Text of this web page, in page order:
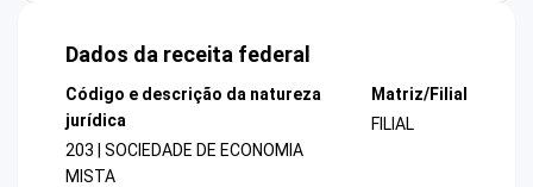
Dados da receita federal
Código e descrição da natureza
jurídica
203 | SOCIEDADE DE ECONOMIA
MISTA
Matriz/Filial
FILIAL